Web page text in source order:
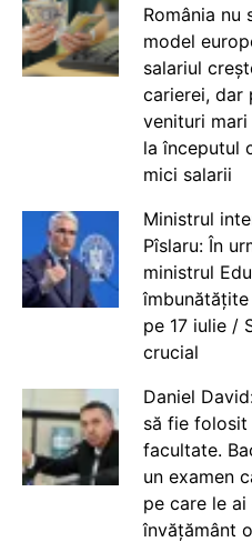
România nu
model
salariul
carierei, dar
venituri
la începutul
mici salarii
Ministrul
Pîslaru: În
ministrul
pe 17 iulie /
crucial
Daniel
să fie
facultate.
un examen
pe care le
învățământ